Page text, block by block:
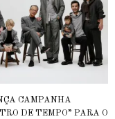
CAMPANHA
DE TEMPO” PARA O